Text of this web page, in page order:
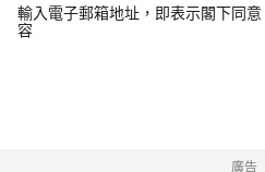
電
郵
輸入電子郵箱地址，即表示閣下同意
容